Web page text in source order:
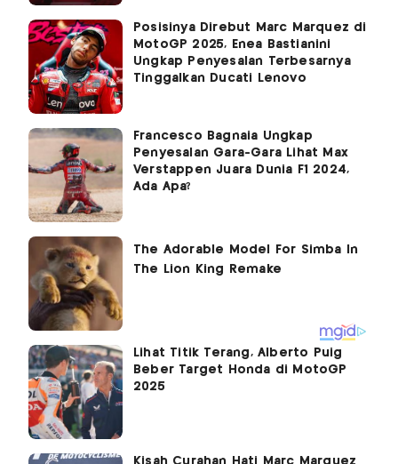
Posisinya Direbut Marc Marquez di
MotoGP 2025, Enea Bastianini
Ungkap Penyesalan Terbesarnya
Tinggalkan Ducati Lenovo
Francesco Bagnaia Ungkap
Penyesalan Gara-Gara Lihat Max
Verstappen Juara Dunia F1 2024,
Ada Apa?
Lihat Titik Terang, Alberto Puig
Beber Target Honda di MotoGP
2025
Kisah Curahan Hati Marc Marquez